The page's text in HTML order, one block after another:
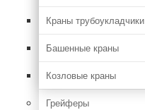
Краны трубоукладчики
Башенные краны
Козловые краны
Грейферы